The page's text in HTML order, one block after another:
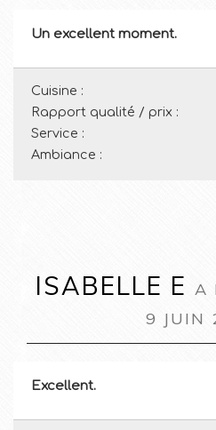
Un excellent moment.
Cuisine :
Rapport qualité / prix :
Service :
Ambiance :
ISABELLE E A
9 JUIN
Excellent.